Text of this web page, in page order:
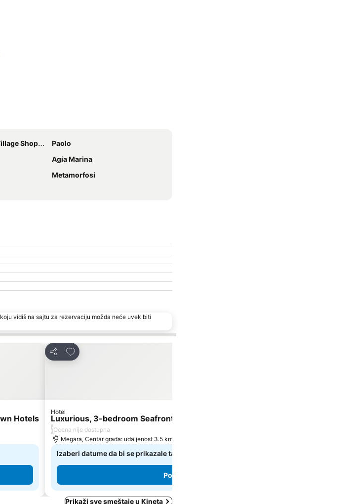
& More
Paolo
Agia Marina
Metamorfosi
vidiš na sajtu za rezervaciju možda neće uvek biti
Hotels
Deli
Dodati u favorite
Hotel
Luxurious, 3-bedroom Seafront Villa In Megara With Beautiful Views And
/Ocena nije dostupna
Megara, Centar grada: udaljenost 3.5 km
Izaberi datume da bi se prikazale tačne cene
Pogledaj cene
Prikaži sve smeštaje u Kineta